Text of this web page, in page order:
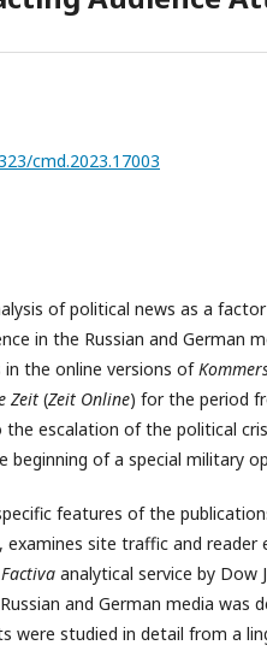
cmd.2023.17003
of political news as a
in the Russian and German
the online versions of
Zeit (Zeit Online) for the period
escalation of the political
beginning of a special military
features of the
site traffic and reader
Factiva analytical service by Dow
and German media was
were studied in detail from a